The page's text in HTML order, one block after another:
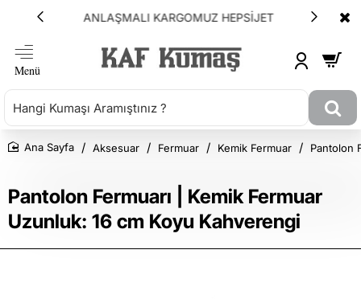
ANLAŞMALI KARGOMUZ HEPSİJET
Pantolon Fermuarı | Kemik Fermuar
Uzunluk: 16 cm Koyu Kahverengi
Aksesuar Fermuar Kemik Fermuar Pantolon